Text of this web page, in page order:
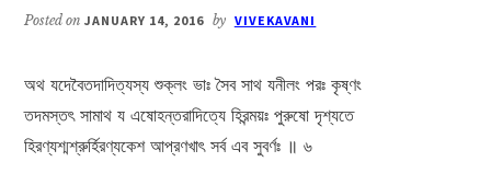
Posted onJANUARY 14, 2016 by VIVEKAVANI
অথ যদেবৈতদাদিত্যস্য শুক্লং ভাঃ সৈব সাথ যনীলং পরঃ কৃষ্ণং
তদমস্তৎ সামাথ য এষোহন্তরাদিত্যে হিরন্ময়ঃ পুরুষো দৃশ্যতে
হিরণ্যশ্মশ্রুর্হিরণ্যকেশ আপ্রণখাৎ সর্ব এব সুবর্ণঃ ॥ ৬